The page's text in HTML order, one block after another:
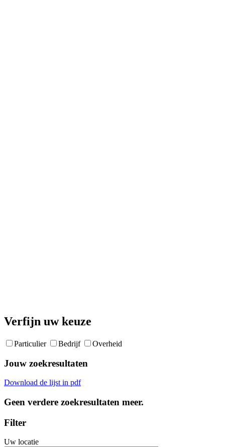
Verfijn uw keuze
Particulier Bedrijf Overheid
Jouw zoekresultaten
Download de lijst in pdf
Geen verdere zoekresultaten meer.
Filter
Uw locatie